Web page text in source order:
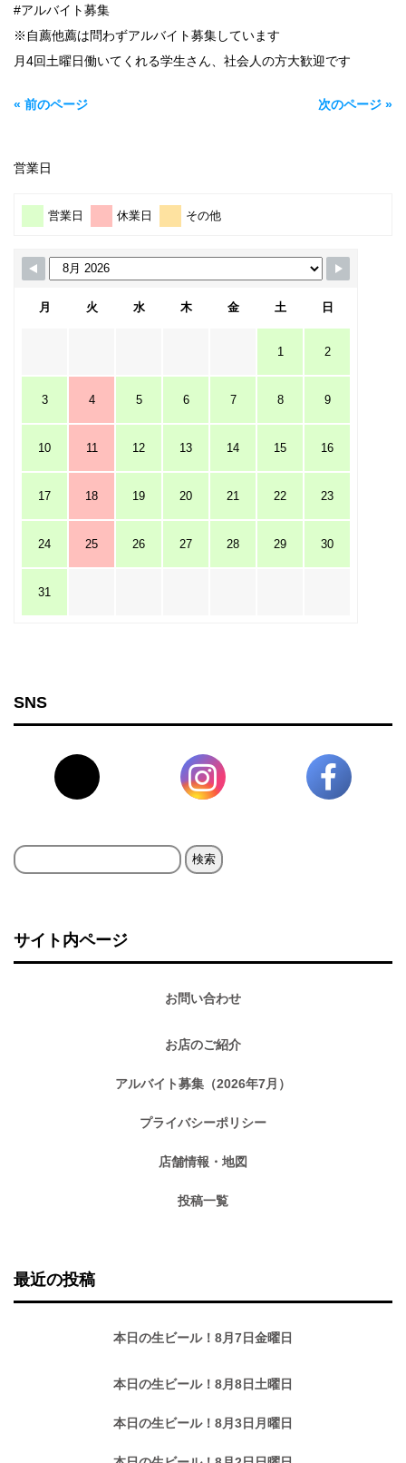
#アルバイト募集
※自薦他薦は問わずアルバイト募集しています
月4回土曜日働いてくれる学生さん、社会人の方大歓迎です
« 前のページ 次のページ »
営業日
営業日 休業日 その他
月 火 水 木 金 土 日
1 2
3 4 5 6 7 8 9
10 11 12 13 14 15 16
17 18 19 20 21 22 23
24 25 26 27 28 29 30
31
SNS
検
サイト内ページ
お問い合わせ
お店のご紹介
アルバイト募集（2026年7月）
プライバシーポリシー
店舗情報・地図
投稿一覧
最近の投稿
本日の生ビール！8月7日金曜日
本日の生ビール！8月8日土曜日
本日の生ビール！8月3日月曜日